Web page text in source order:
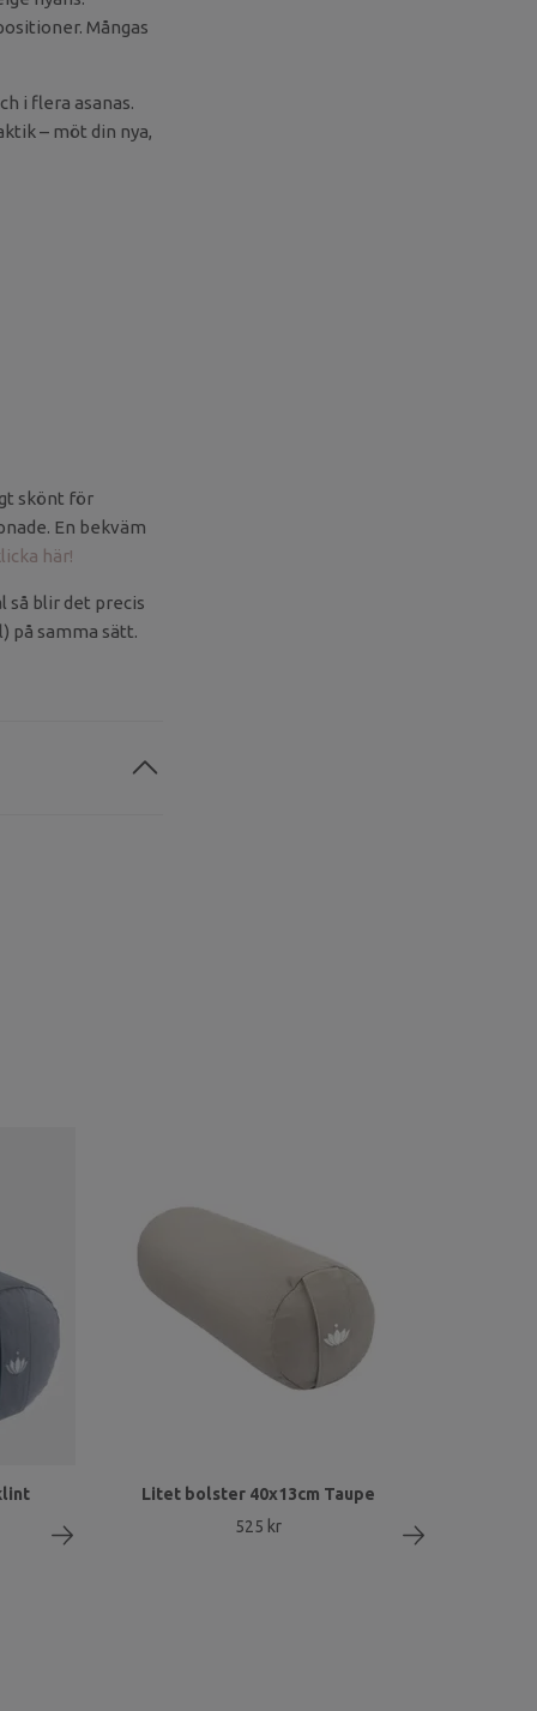
Mångas
i flera asanas.
– möt din nya,
skönt för
En bekväm
här!
så blir det precis
på samma sätt.
Litet bolster 40x13cm Taupe
525 kr